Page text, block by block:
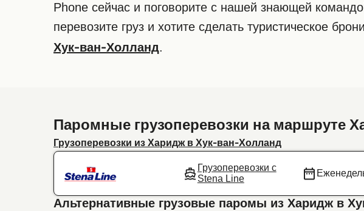
Phone сейчас и поговорите с нашей знающей
перевозите груз и хотите сделать туристическое
Хук-ван-Холланд.
Паромные грузоперевозки на маршруте
Грузоперевозки из Харидж в Хук-ван-Холланд
Грузоперевозки с
Stena Line
Альтернативные грузовые паромы из Харидж в